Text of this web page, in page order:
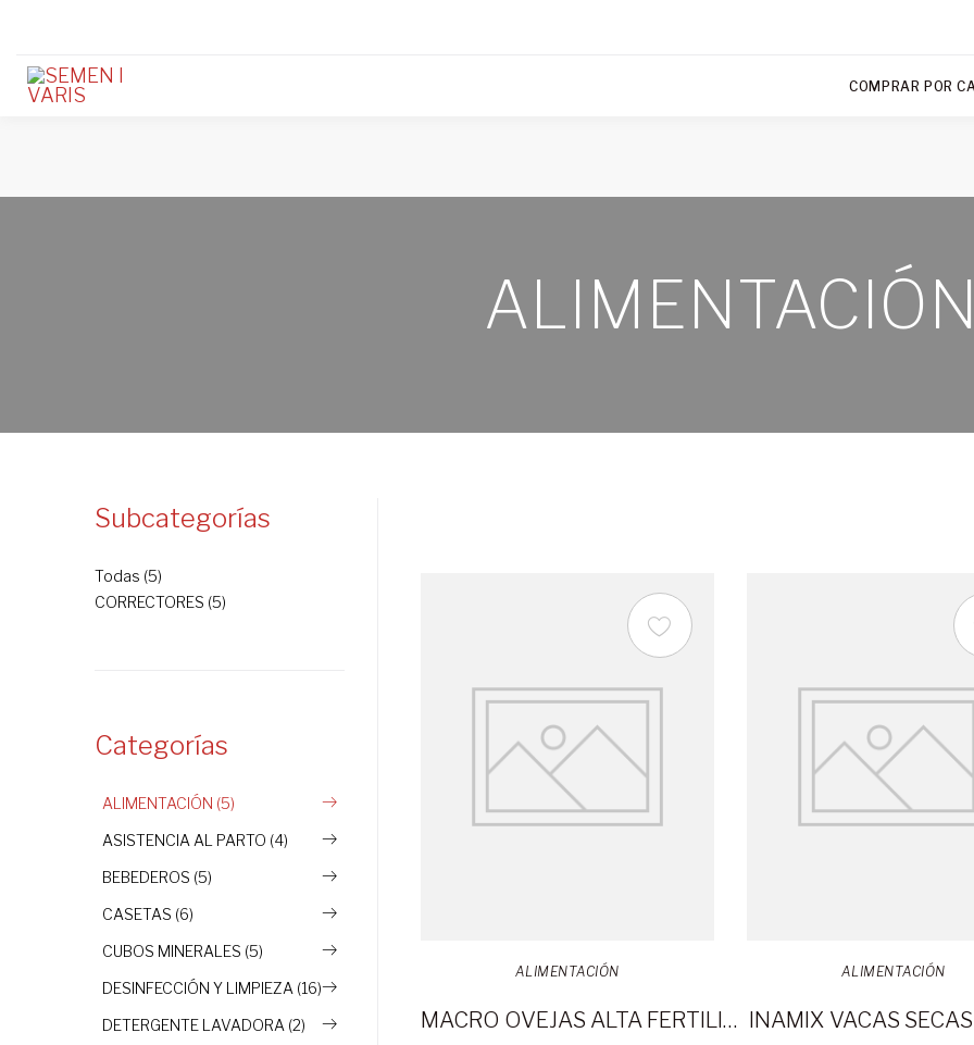
COMPRAR POR
ALIMENTACIÓN
MACRO OVEJAS ALTA FERTILIDAD 30KG
ALIMENTACIÓN
INAMIX VACAS
Subcategorías
Todas (5)
CORRECTORES (5)
Categorías
ALIMENTACIÓN (5)
ASISTENCIA AL PARTO (4)
BEBEDEROS (5)
CASETAS (6)
CUBOS MINERALES (5)
DESINFECCIÓN Y LIMPIEZA (16)
DETERGENTE LAVADORA (2)